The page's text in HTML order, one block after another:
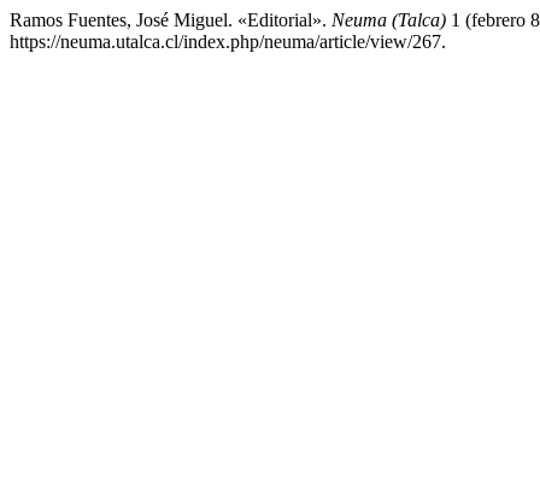
Ramos Fuentes, José Miguel. «Editorial». Neuma (Talca) 1 (febrero
https://neuma.utalca.cl/index.php/neuma/article/view/267.